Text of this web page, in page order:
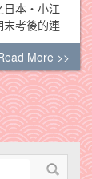
日本‧小江
末考後的連
More >>